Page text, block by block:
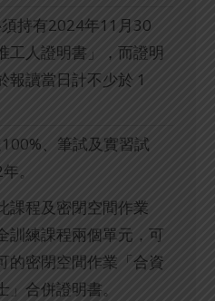
持有2024年11月30
工人證明書」，而證明
報讀當日計不少於 1
、筆試及實習試
。
課程及密閉空間作業
訓練課程兩個單元，可
的密閉空間作業「合資
合併證明書。